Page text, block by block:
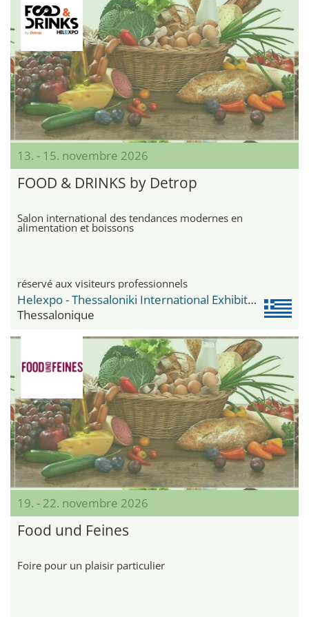
13. - 15. novembre 2026
FOOD & DRINKS by Detrop
Salon international des tendances modernes en
alimentation et boissons
réservé aux visiteurs professionnels
Helexpo - Thessaloniki International Exhibition Centre
Thessalonique
19. - 22. novembre 2026
Food und Feines
Foire pour un plaisir particulier